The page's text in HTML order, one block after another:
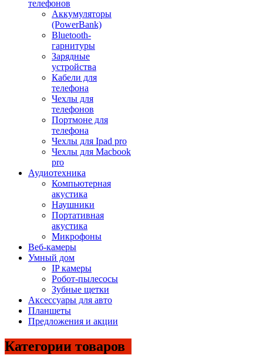
телефонов
Аккумуляторы
(PowerBank)
Bluetooth-
гарнитуры
Зарядные
устройства
Кабели для
телефона
Чехлы для
телефонов
Портмоне для
телефона
Чехлы для Ipad pro
Чехлы для Macbook
pro
Аудиотехника
Компьютерная
акустика
Наушники
Портативная
акустика
Микрофоны
Веб-камеры
Умный дом
IP камеры
Робот-пылесосы
Зубные щетки
Аксессуары для авто
Планшеты
Предложения и акции
Категории товаров